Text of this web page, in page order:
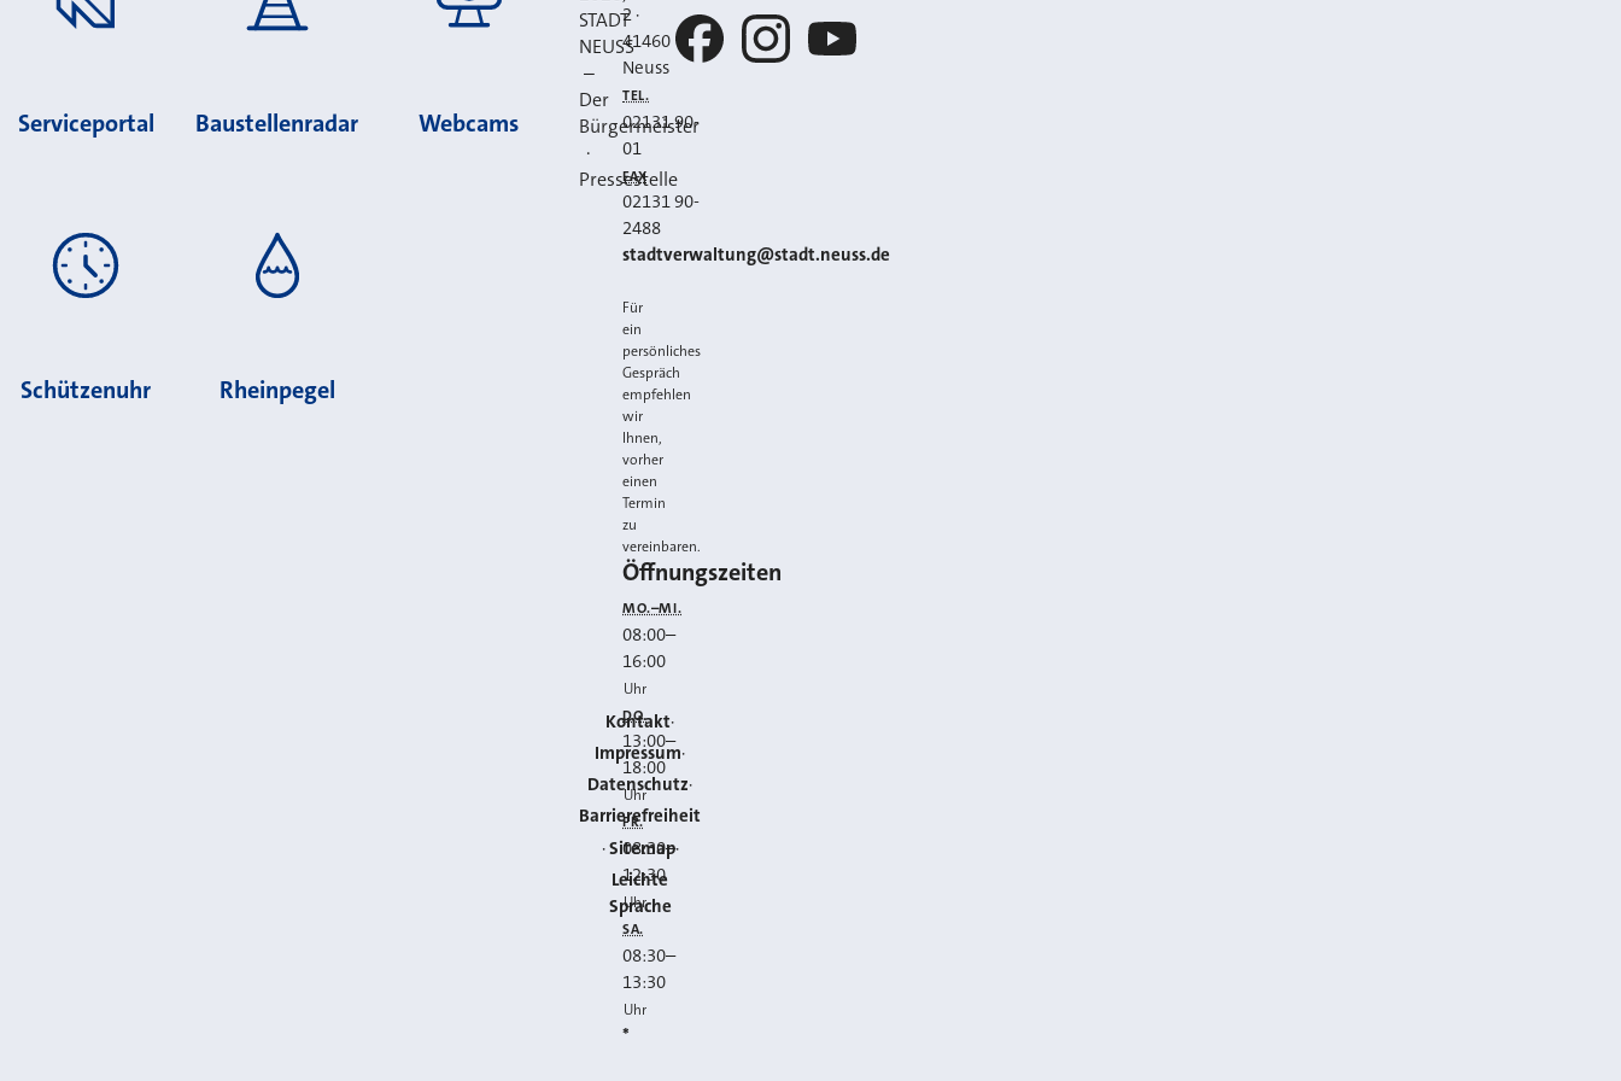
Serviceportal Baustellenradar Webcams
Schützenuhr Rheinpegel
STADT
NEUSS
–
Der
Bürgermeister
·
Pressestelle
Kontakt
Impressum
Datenschutz
Barrierefreiheit
Sitemap
Leichte
Sprache
2 ·
41460
Neuss
TEL.
02131 90-
01
FAX
02131 90-
2488
E-MAIL
stadtverwaltung@stadt.neuss.de
Für
ein
persönliches
Gespräch
empfehlen
wir
Ihnen,
vorher
einen
Termin
zu
vereinbaren.
Öffnungszeiten
MO.–MI.
08:00–
16:00
Uhr
DO.
13:00–
18:00
Uhr
FR.
08:30–
12:30
Uhr
SA.
08:30–
13:30
Uhr
*